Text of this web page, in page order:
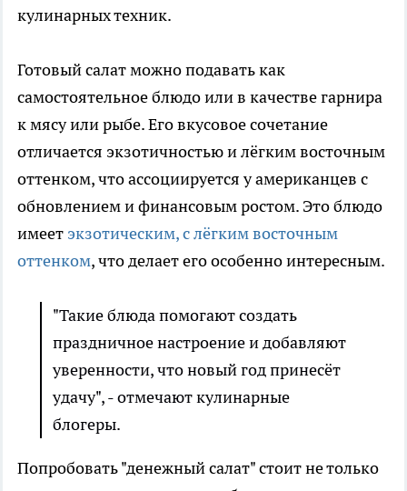
кулинарных техник.
Готовый салат можно подавать как
самостоятельное блюдо или в качестве гарнира
к мясу или рыбе. Его вкусовое сочетание
отличается экзотичностью и лёгким восточным
оттенком, что ассоциируется у американцев с
обновлением и финансовым ростом. Это блюдо
имеет экзотическим, с лёгким восточным
оттенком, что делает его особенно интересным.
"Такие блюда помогают создать
праздничное настроение и добавляют
уверенности, что новый год принесёт
удачу", - отмечают кулинарные
блогеры.
Попробовать "денежный салат" стоит не только